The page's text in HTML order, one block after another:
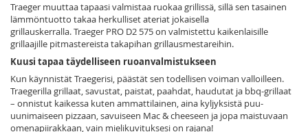
Traeger muuttaa tapaasi valmistaa ruokaa grillissä, sillä sen tasainen
lämmöntuotto takaa herkulliset ateriat jokaisella
grillauskerralla.Traeger PRO D2 575 on valmistettu kaikenlaisille
grillaajille pitmastereista takapihan grillausmestareihin.
Kuusi tapaa täydelliseen ruoanvalmistukseen
Kun käynnistät Traegerisi, päästät sen todellisen voiman valloilleen.
Traegerilla grillaat, savustat, paistat, paahdat, haudutat ja bbq-grillaat
– onnistut kaikessa kuten ammattilainen, aina kyljyksistä puu-
uunimaiseen pizzaan, savuiseen Mac & cheeseen ja jopa maistuvaan
omenapiirakkaan, vain mielikuvituksesi on rajana!